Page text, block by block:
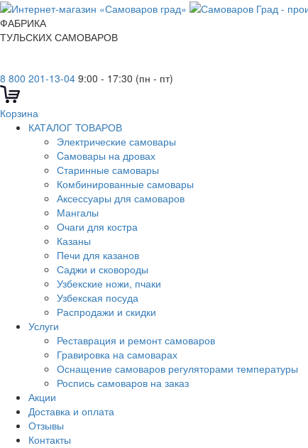
ФАБРИКА
ТУЛЬСКИХ САМОВАРОВ
8 800 201-13-04 9:00 - 17:30 (пн - пт)
Корзина
КАТАЛОГ ТОВАРОВ
Электрические самовары
Cамовары на дровах
Старинные самовары
Комбинированные самовары
Аксессуары для самоваров
Мангалы
Очаги для костра
Казаны
Печи для казанов
Саджи и сковороды
Узбекские ножи, пчаки
Узбекская посуда
Распродажи и скидки
Услуги
Реставрация и ремонт самоваров
Гравировка на самоварах
Оснащение самоваров регуляторами температуры
Роспись самоваров на заказ
Акции
Доставка и оплата
Отзывы
Контакты